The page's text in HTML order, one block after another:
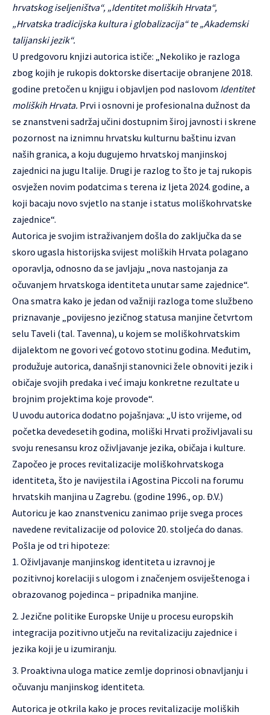
hrvatskog iseljeništva“, „Identitet moliških Hrvata“,
„Hrvatska tradicijska kultura i globalizacija“ te „Akademski
talijanski jezik“.
U predgovoru knjizi autorica ističe: „Nekoliko je razloga
zbog kojih je rukopis doktorske disertacije obranjene 2018.
godine pretočen u knjigu i objavljen pod naslovom Identitet
moliških Hrvata. Prvi i osnovni je profesionalna dužnost da
se znanstveni sadržaj učini dostupnim široj javnosti i skrene
pozornost na iznimnu hrvatsku kulturnu baštinu izvan
naših granica, a koju dugujemo hrvatskoj manjinskoj
zajednici na jugu Italije. Drugi je razlog to što je taj rukopis
osvježen novim podatcima s terena iz ljeta 2024. godine, a
koji bacaju novo svjetlo na stanje i status moliškohrvatske
zajednice“.
Autorica je svojim istraživanjem došla do zaključka da se
skoro ugasla historijska svijest moliških Hrvata polagano
oporavlja, odnosno da se javljaju „nova nastojanja za
očuvanjem hrvatskoga identiteta unutar same zajednice“.
Ona smatra kako je jedan od važniji razloga tome službeno
priznavanje „povijesno jezičnog statusa manjine četvrtom
selu Taveli (tal. Tavenna), u kojem se moliškohrvatskim
dijalektom ne govori već gotovo stotinu godina. Međutim,
produžuje autorica, današnji stanovnici žele obnoviti jezik i
običaje svojih predaka i već imaju konkretne rezultate u
brojnim projektima koje provode“.
U uvodu autorica dodatno pojašnjava: „U isto vrijeme, od
početka devedesetih godina, moliški Hrvati proživljavali su
svoju renesansu kroz oživljavanje jezika, običaja i kulture.
Započeo je proces revitalizacije moliškohrvatskoga
identiteta, što je navijestila i Agostina Piccoli na forumu
hrvatskih manjina u Zagrebu. (godine 1996., op. Đ.V.)
Autoricu je kao znanstvenicu zanimao prije svega proces
navedene revitalizacije od polovice 20. stoljeća do danas.
Pošla je od tri hipoteze:
Oživljavanje manjinskog identiteta u izravnoj je
pozitivnoj korelaciji s ulogom i značenjem osviještenoga i
obrazovanog pojedinca – pripadnika manjine.
Jezične politike Europske Unije u procesu europskih
integracija pozitivno utječu na revitalizaciju zajednice i
jezika koji je u izumiranju.
Proaktivna uloga matice zemlje doprinosi obnavljanju i
očuvanju manjinskog identiteta.
Autorica je otkrila kako je proces revitalizacije moliških